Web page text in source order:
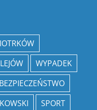
WYPADEK
BEZPIECZEŃSTWO
SPORT